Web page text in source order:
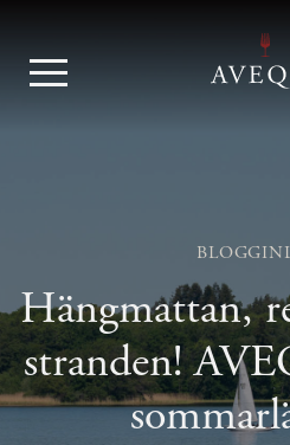
Hängmattan,
stranden!